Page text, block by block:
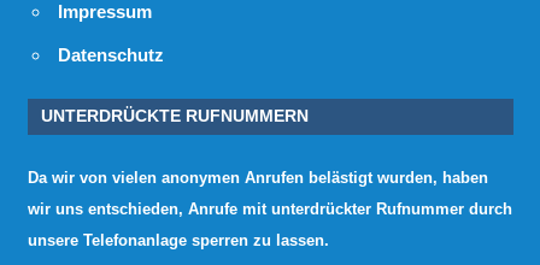
Impressum
Datenschutz
UNTERDRÜCKTE RUFNUMMERN
Da wir von vielen anonymen Anrufen belästigt wurden, haben
wir uns entschieden, Anrufe mit unterdrückter Rufnummer durch
unsere Telefonanlage sperren zu lassen.